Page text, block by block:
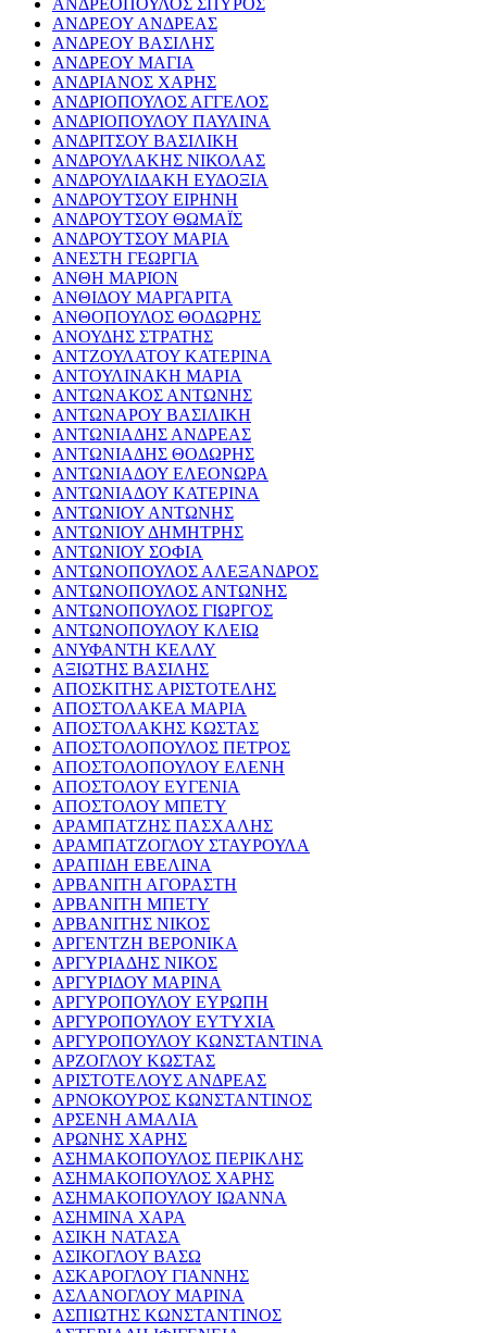
ΑΝΔΡΕΟΠΟΥΛΟΣ ΣΠΥΡΟΣ
ΑΝΔΡΕΟΥ ΑΝΔΡΕΑΣ
ΑΝΔΡΕΟΥ ΒΑΣΙΛΗΣ
ΑΝΔΡΕΟΥ ΜΑΓΙΑ
ΑΝΔΡΙΑΝΟΣ ΧΑΡΗΣ
ΑΝΔΡΙΟΠΟΥΛΟΣ ΑΓΓΕΛΟΣ
ΑΝΔΡΙΟΠΟΥΛΟΥ ΠΑΥΛΙΝΑ
ΑΝΔΡΙΤΣΟΥ ΒΑΣΙΛΙΚΗ
ΑΝΔΡΟΥΛΑΚΗΣ ΝΙΚΟΛΑΣ
ΑΝΔΡΟΥΛΙΔΑΚΗ ΕΥΔΟΞΙΑ
ΑΝΔΡΟΥΤΣΟΥ ΕΙΡΗΝΗ
ΑΝΔΡΟΥΤΣΟΥ ΘΩΜΑΪΣ
ΑΝΔΡΟΥΤΣΟΥ ΜΑΡΙΑ
ΑΝΕΣΤΗ ΓΕΩΡΓΙΑ
ΑΝΘΗ ΜΑΡΙΟΝ
ΑΝΘΙΔΟΥ ΜΑΡΓΑΡΙΤΑ
ΑΝΘΟΠΟΥΛΟΣ ΘΟΔΩΡΗΣ
ΑΝΟΥΔΗΣ ΣΤΡΑΤΗΣ
ΑΝΤΖΟΥΛΑΤΟΥ ΚΑΤΕΡΙΝΑ
ΑΝΤΟΥΛΙΝΑΚΗ ΜΑΡΙΑ
ΑΝΤΩΝΑΚΟΣ ΑΝΤΩΝΗΣ
ΑΝΤΩΝΑΡΟΥ ΒΑΣΙΛΙΚΗ
ΑΝΤΩΝΙΑΔΗΣ ΑΝΔΡΕΑΣ
ΑΝΤΩΝΙΑΔΗΣ ΘΟΔΩΡΗΣ
ΑΝΤΩΝΙΑΔΟΥ ΕΛΕΟΝΩΡΑ
ΑΝΤΩΝΙΑΔΟΥ ΚΑΤΕΡΙΝΑ
ΑΝΤΩΝΙΟΥ ΑΝΤΩΝΗΣ
ΑΝΤΩΝΙΟΥ ΔΗΜΗΤΡΗΣ
ΑΝΤΩΝΙΟΥ ΣΟΦΙΑ
ΑΝΤΩΝΟΠΟΥΛΟΣ ΑΛΕΞΑΝΔΡΟΣ
ΑΝΤΩΝΟΠΟΥΛΟΣ ΑΝΤΩΝΗΣ
ΑΝΤΩΝΟΠΟΥΛΟΣ ΓΙΩΡΓΟΣ
ΑΝΤΩΝΟΠΟΥΛΟΥ ΚΛΕΙΩ
ΑΝΥΦΑΝΤΗ ΚΕΛΛΥ
ΑΞΙΩΤΗΣ ΒΑΣΙΛΗΣ
ΑΠΟΣΚΙΤΗΣ ΑΡΙΣΤΟΤΕΛΗΣ
ΑΠΟΣΤΟΛΑΚΕΑ ΜΑΡΙΑ
ΑΠΟΣΤΟΛΑΚΗΣ ΚΩΣΤΑΣ
ΑΠΟΣΤΟΛΟΠΟΥΛΟΣ ΠΕΤΡΟΣ
ΑΠΟΣΤΟΛΟΠΟΥΛΟΥ ΕΛΕΝΗ
ΑΠΟΣΤΟΛΟΥ ΕΥΓΕΝΙΑ
ΑΠΟΣΤΟΛΟΥ ΜΠΕΤΥ
ΑΡΑΜΠΑΤΖΗΣ ΠΑΣΧΑΛΗΣ
ΑΡΑΜΠΑΤΖΟΓΛΟΥ ΣΤΑΥΡΟΥΛΑ
ΑΡΑΠΙΔΗ ΕΒΕΛΙΝΑ
ΑΡΒΑΝΙΤΗ ΑΓΟΡΑΣΤΗ
ΑΡΒΑΝΙΤΗ ΜΠΕΤΥ
ΑΡΒΑΝΙΤΗΣ ΝΙΚΟΣ
ΑΡΓΕΝΤΖΗ ΒΕΡΟΝΙΚΑ
ΑΡΓΥΡΙΑΔΗΣ ΝΙΚΟΣ
ΑΡΓΥΡΙΔΟΥ ΜΑΡΙΝΑ
ΑΡΓΥΡΟΠΟΥΛΟΥ ΕΥΡΩΠΗ
ΑΡΓΥΡΟΠΟΥΛΟΥ ΕΥΤΥΧΙΑ
ΑΡΓΥΡΟΠΟΥΛΟΥ ΚΩΝΣΤΑΝΤΙΝΑ
ΑΡΖΟΓΛΟΥ ΚΩΣΤΑΣ
ΑΡΙΣΤΟΤΕΛΟΥΣ ΑΝΔΡΕΑΣ
ΑΡΝΟΚΟΥΡΟΣ ΚΩΝΣΤΑΝΤΙΝΟΣ
ΑΡΣΕΝΗ ΑΜΑΛΙΑ
ΑΡΩΝΗΣ ΧΑΡΗΣ
ΑΣΗΜΑΚΟΠΟΥΛΟΣ ΠΕΡΙΚΛΗΣ
ΑΣΗΜΑΚΟΠΟΥΛΟΣ ΧΑΡΗΣ
ΑΣΗΜΑΚΟΠΟΥΛΟΥ ΙΩΑΝΝΑ
ΑΣΗΜΙΝΑ ΧΑΡΑ
ΑΣΙΚΗ ΝΑΤΑΣΑ
ΑΣΙΚΟΓΛΟΥ ΒΑΣΩ
ΑΣΚΑΡΟΓΛΟΥ ΓΙΑΝΝΗΣ
ΑΣΛΑΝΟΓΛΟΥ ΜΑΡΙΝΑ
ΑΣΠΙΩΤΗΣ ΚΩΝΣΤΑΝΤΙΝΟΣ